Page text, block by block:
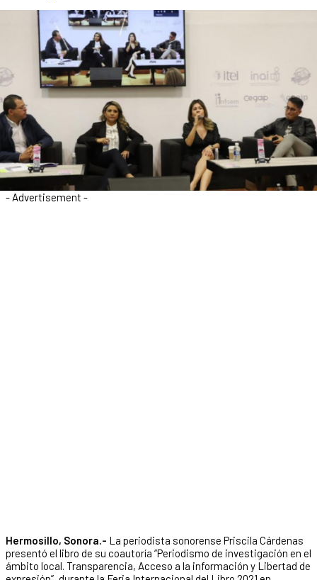
- Advertisement -
Hermosillo, Sonora.- La periodista sonorense Priscila Cárdenas
presentó el libro de su coautoría “Periodismo de investigación en el
ámbito local. Transparencia, Acceso a la información y Libertad de